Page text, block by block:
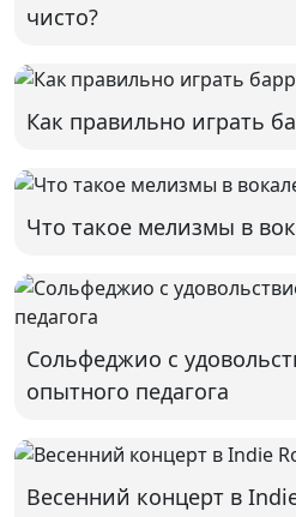
чисто?
Как правильно играть
Что такое мелизмы в
Сольфеджио с
опытного педагога
Весенний концерт в